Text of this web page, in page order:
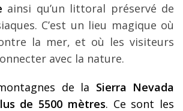
ainsi qu’un littoral préservé de
C’est un lieu magique où
la mer, et où les visiteurs
avec la nature.
de la Sierra Nevada
de 5500 mètres. Ce sont les